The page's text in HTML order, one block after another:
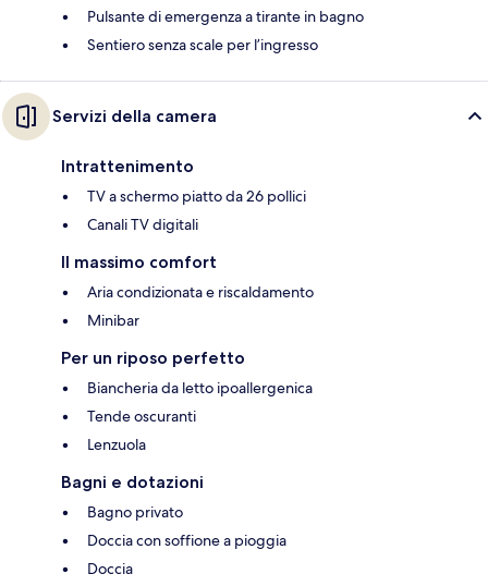
Pulsante di emergenza a tirante in bagno
Sentiero senza scale per l’ingresso
Servizi della camera
Intrattenimento
TV a schermo piatto da 26 pollici
Canali TV digitali
Il massimo comfort
Aria condizionata e riscaldamento
Minibar
Per un riposo perfetto
Biancheria da letto ipoallergenica
Tende oscuranti
Lenzuola
Bagni e dotazioni
Bagno privato
Doccia con soffione a pioggia
Doccia